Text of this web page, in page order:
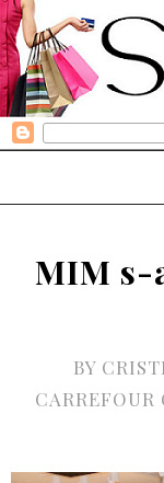
MIM s-
BY
CARREFOUR